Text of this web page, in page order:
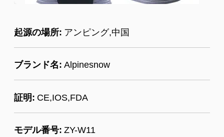
起源の場所: アンピング,中国
ブランド名: Alpinesnow
証明: CE,IOS,FDA
モデル番号: ZY-W11